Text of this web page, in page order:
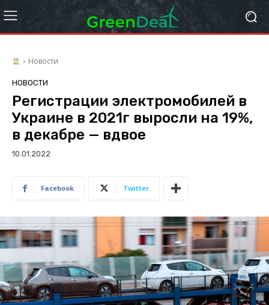
Новости
НОВОСТИ
Регистрации электромобилей в
Украине в 2021г выросли на 19%,
в декабре — вдвое
10.01.2022
Facebook Twitter